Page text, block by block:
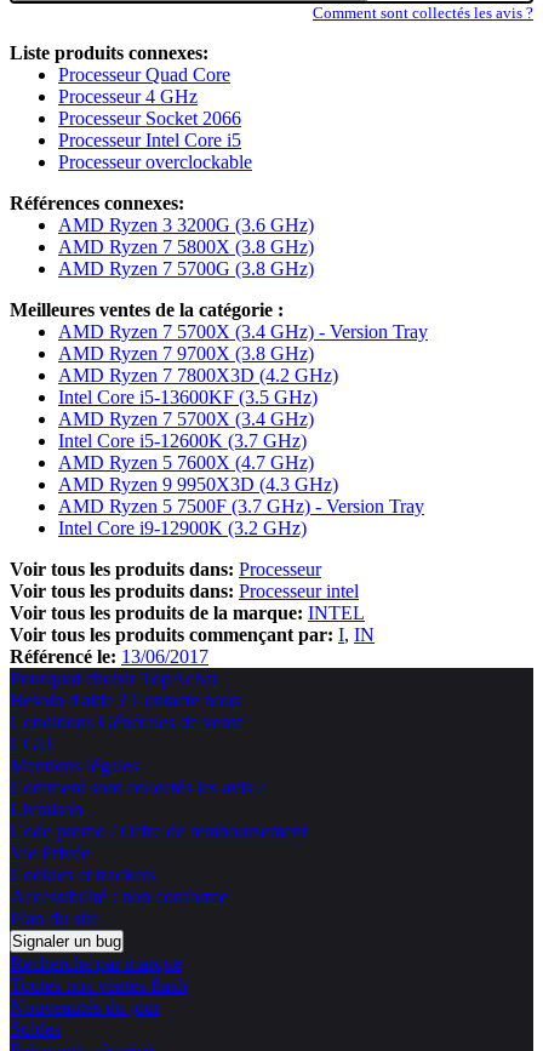
Comment sont collectés les avis ?
Liste produits connexes:
Processeur Quad Core
Processeur 4 GHz
Processeur Socket 2066
Processeur Intel Core i5
Processeur overclockable
Références connexes:
AMD Ryzen 3 3200G (3.6 GHz)
AMD Ryzen 7 5800X (3.8 GHz)
AMD Ryzen 7 5700G (3.8 GHz)
Meilleures ventes de la catégorie :
AMD Ryzen 7 5700X (3.4 GHz) - Version Tray
AMD Ryzen 7 9700X (3.8 GHz)
AMD Ryzen 7 7800X3D (4.2 GHz)
Intel Core i5-13600KF (3.5 GHz)
AMD Ryzen 7 5700X (3.4 GHz)
Intel Core i5-12600K (3.7 GHz)
AMD Ryzen 5 7600X (4.7 GHz)
AMD Ryzen 9 9950X3D (4.3 GHz)
AMD Ryzen 5 7500F (3.7 GHz) - Version Tray
Intel Core i9-12900K (3.2 GHz)
Voir tous les produits dans: Processeur
Voir tous les produits dans: Processeur intel
Voir tous les produits de la marque: INTEL
Voir tous les produits commençant par: I IN
Référencé le: 13/06/2017
Pourquoi choisir TopAchat
Besoin d'aide ? Contacte nous
Conditions Générales de vente
CGU
Mentions légales
Comment sont collectés les avis ?
Livraison
Code promo / Offre de remboursement
Vie Privée
Cookies et trackers
Accessibilité : non conforme
Plan du site
Signaler un bug
Recherche par marque
Toutes nos ventes flash
Nouveautés du jour
Soldes